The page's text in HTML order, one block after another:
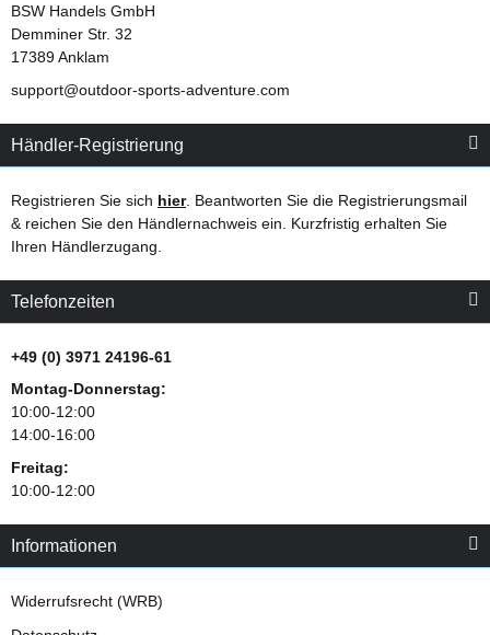
BSW Handels GmbH
Demminer Str. 32
17389 Anklam
support@outdoor-sports-adventure.com
Händler-Registrierung
Registrieren Sie sich hier. Beantworten Sie die Registrierungsmail
& reichen Sie den Händlernachweis ein. Kurzfristig erhalten Sie
Ihren Händlerzugang.
Telefonzeiten
+49 (0) 3971 24196-61
Montag-Donnerstag:
10:00-12:00
14:00-16:00
Freitag:
10:00-12:00
Informationen
Widerrufsrecht (WRB)